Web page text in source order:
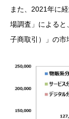
また、2021年に
場調査」によると
子商取引）」の市